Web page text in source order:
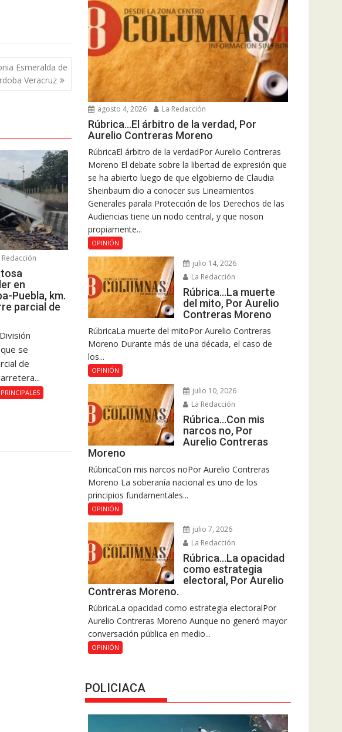
Esmeralda de
Veracruz
Redacción
en
Puebla, km.
parcial de
se
de
PRINCIPALES
agosto 4, 2026 La Redacción
Rúbrica…El árbitro de la verdad, Por
Aurelio Contreras Moreno
RúbricaEl árbitro de la verdadPor Aurelio Contreras
Moreno El debate sobre la libertad de expresión que
se ha abierto luego de que elgobierno de Claudia
Sheinbaum dio a conocer sus Lineamientos
Generales parala Protección de los Derechos de las
Audiencias tiene un nodo central, y que noson
propiamente...
OPINIÓN
julio 14, 2026
La Redacción
Rúbrica…La muerte
del mito, Por Aurelio
Contreras Moreno
RúbricaLa muerte del mitoPor Aurelio Contreras
Moreno Durante más de una década, el caso de
los...
OPINIÓN
julio 10, 2026
La Redacción
Rúbrica…Con mis
narcos no, Por
Aurelio Contreras
Moreno
RúbricaCon mis narcos noPor Aurelio Contreras
Moreno La soberanía nacional es uno de los
principios fundamentales...
OPINIÓN
julio 7, 2026
La Redacción
Rúbrica…La opacidad
como estrategia
electoral, Por Aurelio
Contreras Moreno.
RúbricaLa opacidad como estrategia electoralPor
Aurelio Contreras Moreno Aunque no generó mayor
conversación pública en medio...
OPINIÓN
POLICIACA